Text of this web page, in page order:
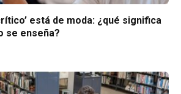
está de moda: ¿qué significa
se enseña?